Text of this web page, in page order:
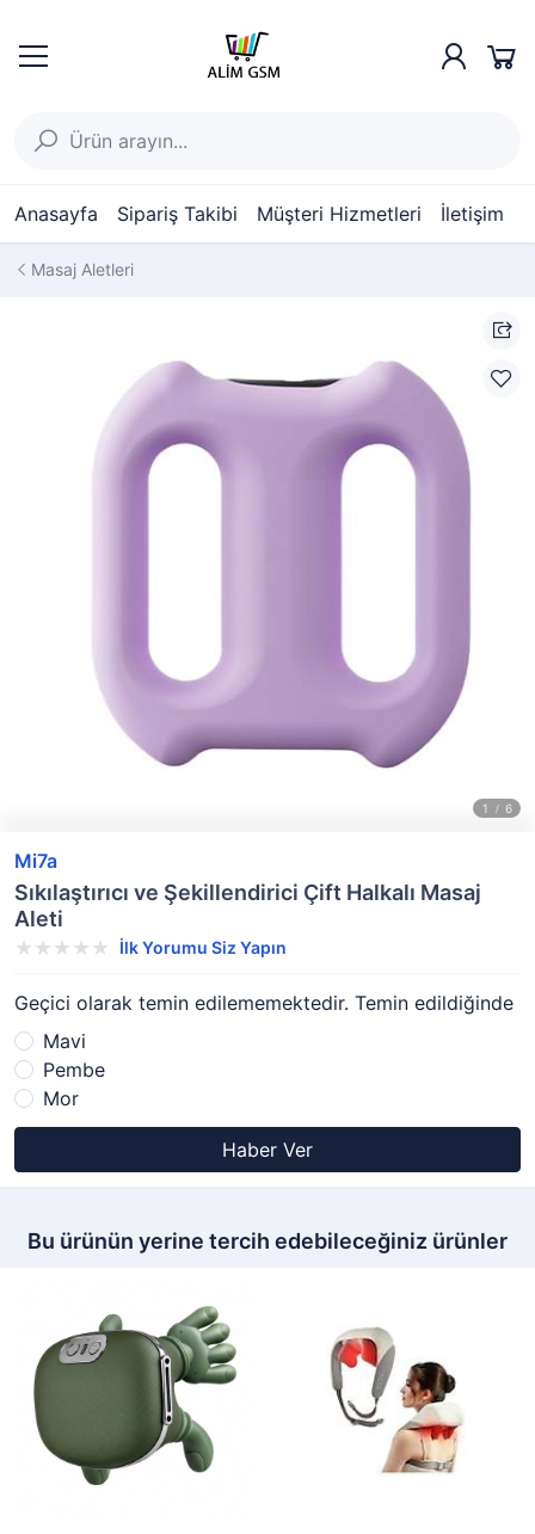
Anasayfa Sipariş Takibi Müşteri Hizmetleri İletişim
Masaj Aletleri
Mi7a
Sıkılaştırıcı ve Şekillendirici Çift Halkalı Masaj
Aleti
İlk Yorumu Siz Yapın
Geçici olarak temin edilememektedir. Temin edildiğinde
Mavi
Pembe
Mor
Haber Ver
Bu ürünün yerine tercih edebileceğiniz ürünler